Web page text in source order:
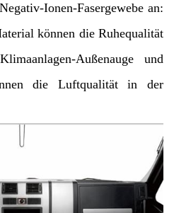
Ionen-Fasergewebe an:
können die Ruhequalität
Außenauge und
die Luftqualität in der